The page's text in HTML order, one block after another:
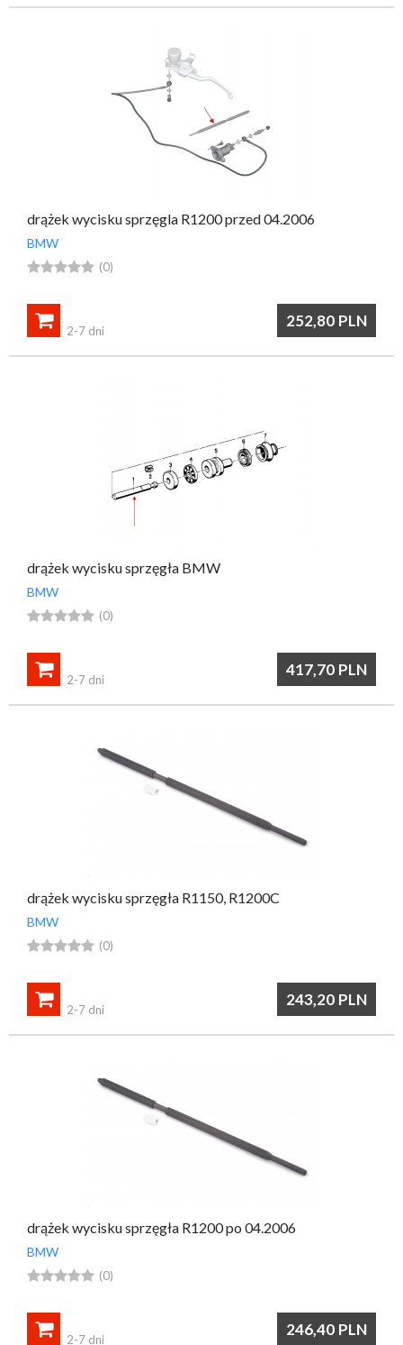
drążek wycisku sprzęgla R1200 przed 04.2006
BMW
 (0)
252,80 PLN

2-7 dni
drążek wycisku sprzęgła BMW
BMW
 (0)
417,70 PLN

2-7 dni
drążek wycisku sprzęgła R1150, R1200C
BMW
 (0)
243,20 PLN

2-7 dni
drążek wycisku sprzęgła R1200 po 04.2006
BMW
 (0)
246,40 PLN

2-7 dni